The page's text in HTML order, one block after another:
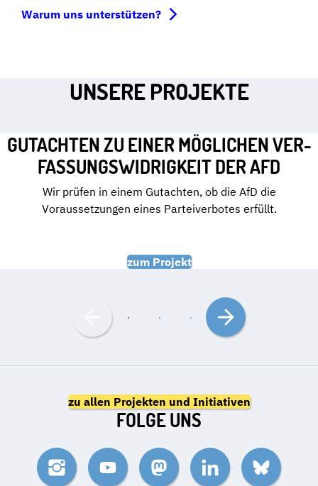
Warum uns unterstützen?
UNSERE PROJEKTE
GUTACHTEN ZU EINER MÖGLICHEN VER­
FAS­SUNGS­WI­DRIG­KEIT DER AFD
Wir prüfen in einem Gutachten, ob die AfD die
Voraussetzungen eines Parteiverbotes erfüllt.
zum Projekt
Nach
links
Nach
rechts
zu allen Projekten und Initiativen
FOLGE UNS
InstagramYouTube MastodonLinkedIn Bluesky